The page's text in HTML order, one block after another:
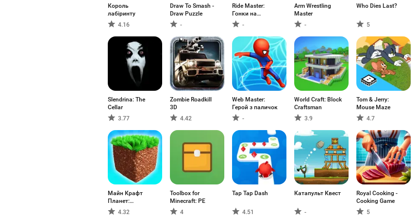
Король
лабіринту
4.16
Draw To Smash -
Draw Puzzle
-
Ride Master:
Гонки на
Машинах
-
Arm Wrestling
Master
-
Who Dies Last?
5
Slendrina: The
Cellar
3.77
Zombie Roadkill
3D
4.42
Web Master:
Герой з паличок
-
World Craft: Block
Craftsman
3.9
Tom & Jerry:
Mouse Maze
4.7
Майн Крафт
Планет:
Мультикрафт
4.32
Toolbox for
Minecraft: PE
4
Tap Tap Dash
4.51
Катапульт Квест
-
Royal Cooking -
Cooking Game
5